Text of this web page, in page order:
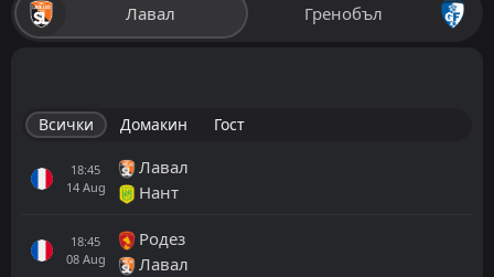
Лавал Гренобъл
Всички Домакин Гост
18:45
14 Aug
Лавал
Нант
18:45
08 Aug
Родез
Лавал